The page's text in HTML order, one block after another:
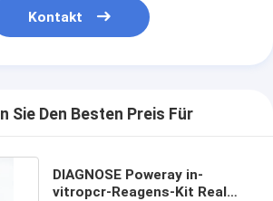
Kontakt
Sie Den Besten Preis Für
DIAGNOSE Poweray in-
vitropcr-Reagens-Kit Real